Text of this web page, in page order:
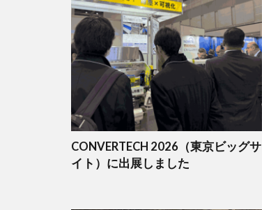
CONVERTECH 2026（東京ビッグサ
イト）に出展しました